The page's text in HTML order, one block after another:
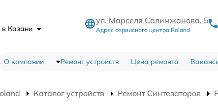
в Казани
ул. Марселя Салимжанова, 5
Адрес сервисного центра Roland
О компании Ремонт устройств Цена ремонта
Каталог устройств Ремонт Синтезаторов